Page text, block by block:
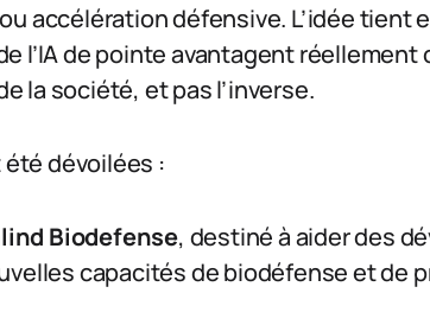
accélération défensive. L’idée tient
l’IA de pointe avantagent réellement
la société, et pas l’inverse.
dévoilées :
Biodefense, destiné à aider des
capacités de biodéfense et de